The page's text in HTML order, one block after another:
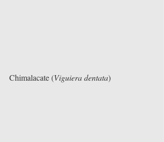
Chimalacate (Viguiera dentata)